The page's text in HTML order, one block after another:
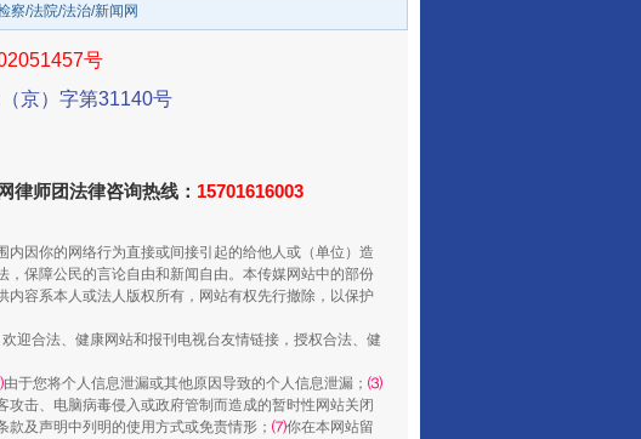
走走走！国家喊你健身啦
察/法院/法治/新闻网
号
京）字第31140号
律师团法律咨询热线： 15701616003
因你的网络行为直接或间接引起的给他人或（单位）造
保障公民的言论自由和新闻自由。本传媒网站中的部份
容系本人或法人版权所有，网站有权先行撤除，以保护
迎合法、健康网站和报刊电视台友情链接，授权合法、健
由于您将个人信息泄漏或其他原因导致的个人信息泄漏； ⑶
攻击、电脑病毒侵入或政府管制而造成的暂时性网站关闭
款及声明中列明的使用方式或免责情形； ⑺你在本网站留